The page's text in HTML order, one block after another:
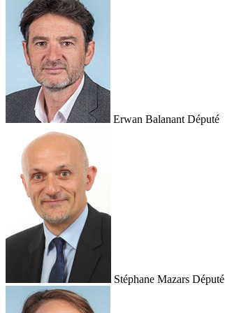
Erwan Balanant Député
Stéphane Mazars Député